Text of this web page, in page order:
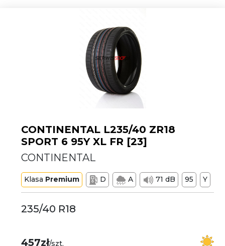
CONTINENTAL L235/40 ZR18
SPORT 6 95Y XL FR [23]
CONTINENTAL
Klasa Premium D A 71 dB 95 Y
235/40 R18
457zł/szt.